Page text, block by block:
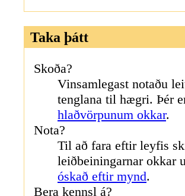
Taka þátt
Skoða?
Vinsamlegast notaðu
tenglana til hægri. Þér
hlaðvörpunum okkar.
Nota?
Til að fara eftir leyfis
leiðbeiningarnar okkar
óskað eftir mynd.
Bera kennsl á?